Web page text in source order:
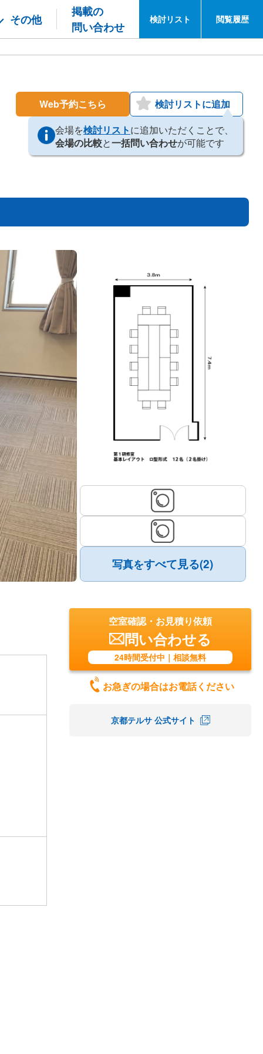
その他
掲載の
問い合わせ
検討リスト 閲覧履歴
Web予約こちら
検討リストに追加
会場を検討リストに追加いただくことで、
会場の比較と一括問い合わせが可能です
写真をすべて見る(2)
空室確認・お見積り依頼
問い合わせる
24時間受付中｜相談無料
お急ぎの場合はお電話ください
京都テルサ 公式サイト